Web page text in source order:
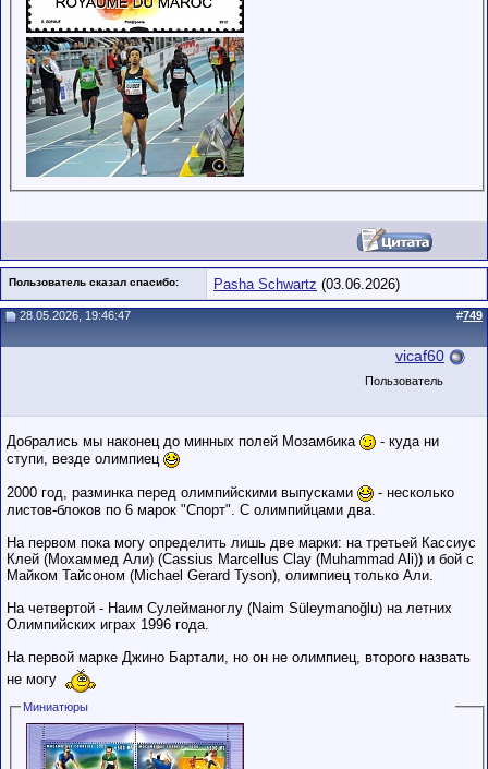
Пользователь сказал cпасибо: Pasha Schwartz (03.06.2026)
28.05.2026, 19:46:47 #749
vicaf60
Пользователь
Добрались мы наконец до минных полей Мозамбика
- куда ни
ступи, везде олимпиец
2000 год, разминка перед олимпийскими выпусками
- несколько
листов-блоков по 6 марок "Спорт". С олимпийцами два.
На первом пока могу определить лишь две марки: на третьей Кассиус
Клей (Мохаммед Али) (Cassius Marcellus Clay (Muhammad Ali)) и бой с
Майком Тайсоном (Michael Gerard Tyson), олимпиец только Али.
На четвертой - Наим Сулейманоглу (Naim Süleymanoğlu) на летних
Олимпийских играх 1996 года.
На первой марке Джино Бартали, но он не олимпиец, второго назвать
не могу
Миниатюры